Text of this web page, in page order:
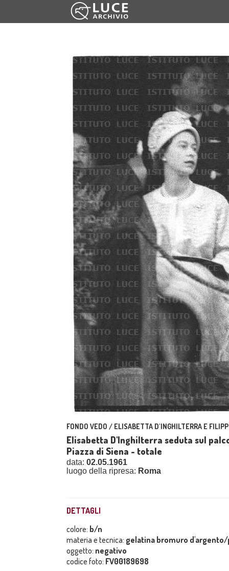
FONDO VEDO / ELISABETTA D'INGHILTERRA E
Elisabetta D'Inghilterra seduta sul
Piazza di Siena - totale
data: 02.05.1961
luogo della ripresa: Roma
DETTAGLI
colore: b/n
materia e tecnica: gelatina bromuro
oggetto: negativo
codice foto: FV00189698